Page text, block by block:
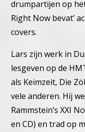
drumpartijen op
Right Now bevat’
covers.
Lars zijn werk in
lesgeven op de
als Keimzeit, Die
vele anderen. Hij
Rammstein’s XXI
en CD) en trad op